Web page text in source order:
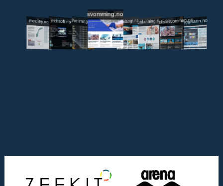
medley.no jechsoft.nolivetiming.medley.no
svomming.no
svomlangt.noutdanning.svomming.no
skolesvommen.notryggivann.no